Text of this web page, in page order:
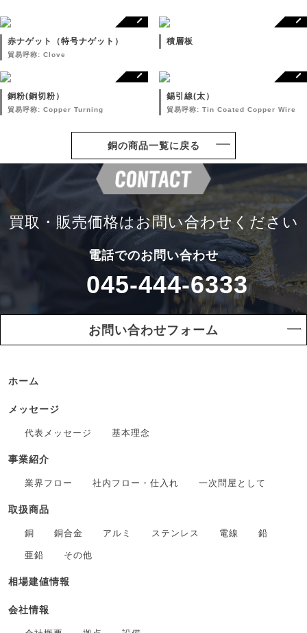
赤ナゲット（特号ナゲット）
貿易呼称: Clove
積層板
銅粉(銅切粉）
貿易呼称: Copper Turning
錫引線(太）
貿易呼称: Tin Coated Copper Wire
銅の商品一覧に戻る
買取・販売価格はお問い合わせください
電話でのお問い合わせ
045-444-6333
お問い合わせフォーム
ホーム
メッセージ
代表メッセージ 基本理念
事業紹介
業界フロー 社内フロー・仕入れ 一次問屋として
取扱商品
銅 銅合金 アルミ ステンレス 電線 鉛
亜鉛 その他
相場建値情報
会社情報